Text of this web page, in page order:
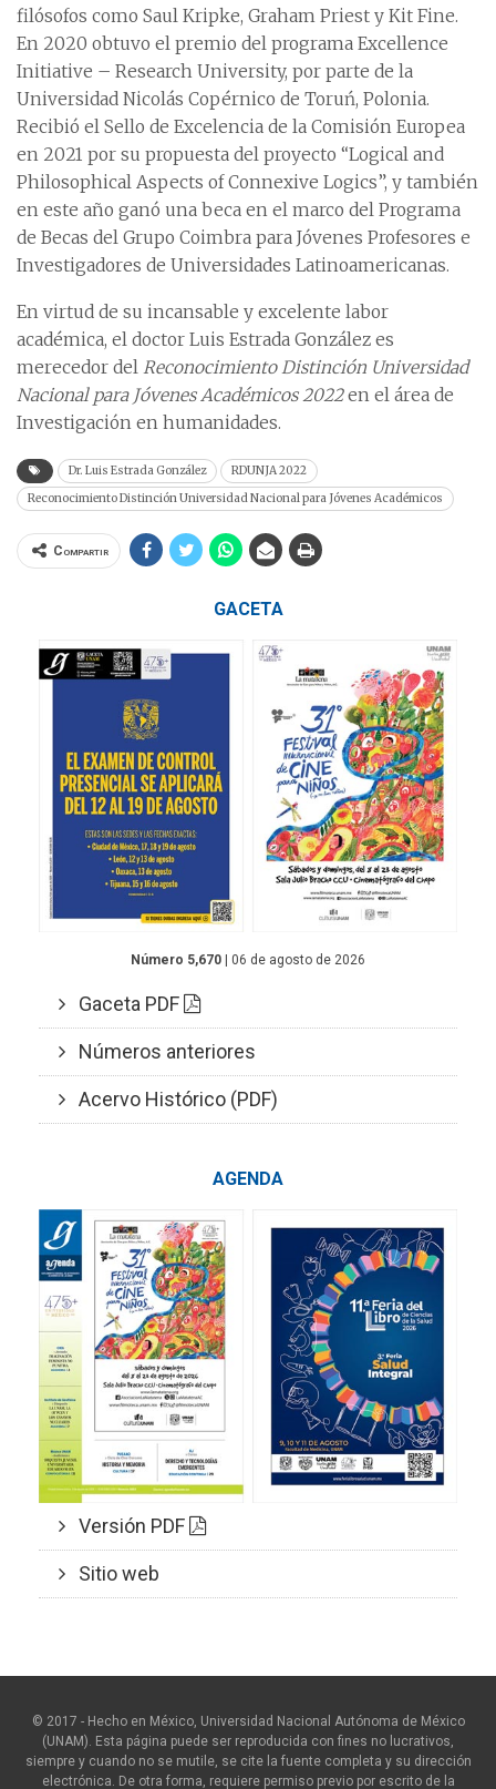
filósofos como Saul Kripke, Graham Priest y Kit Fine.
En 2020 obtuvo el premio del programa Excellence
Initiative – Research University, por parte de la
Universidad Nicolás Copérnico de Toruń, Polonia.
Recibió el Sello de Excelencia de la Comisión Europea
en 2021 por su propuesta del proyecto “Logical and
Philosophical Aspects of Connexive Logics”, y también
en este año ganó una beca en el marco del Programa
de Becas del Grupo Coimbra para Jóvenes Profesores e
Investigadores de Universidades Latinoamericanas.
En virtud de su incansable y excelente labor
académica, el doctor Luis Estrada González es
merecedor del Reconocimiento Distinción Universidad
Nacional para Jóvenes Académicos 2022en el área de
Investigación en humanidades.
Dr. Luis Estrada González
RDUNJA 2022
Reconocimiento Distinción Universidad Nacional para Jóvenes Académicos
Compartir
GACETA
Número 5,670 | 06 de agosto de 2026
Gaceta PDF
Números anteriores
Acervo Histórico (PDF)
AGENDA
Versión PDF
Sitio web
© 2017 - Hecho en México, Universidad Nacional Autónoma de México
(UNAM). Esta página puede ser reproducida con fines no lucrativos,
siempre y cuando no se mutile, se cite la fuente completa y su dirección
electrónica. De otra forma, requiere permiso previo por escrito de la